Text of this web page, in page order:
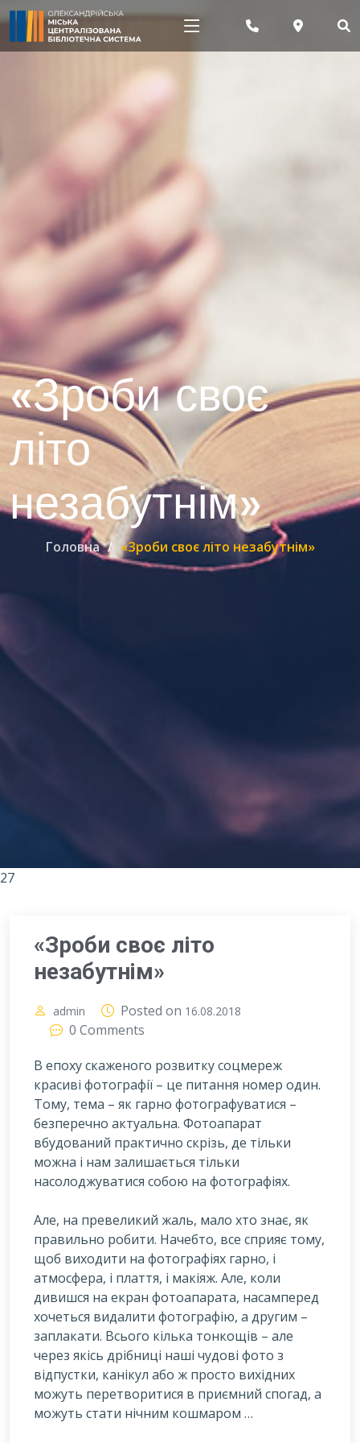
«Зроби своє
літо
незабутнім»
Головна «Зроби своє літо незабутнім»
27
«Зроби своє літо
незабутнім»
admin Posted on 16.08.2018
0 Comments
В епоху скаженого розвитку соцмереж
красиві фотографії – це питання номер один.
Тому, тема – як гарно фотографуватися –
безперечно актуальна. Фотоапарат
вбудований практично скрізь, де тільки
можна і нам залишається тільки
насолоджуватися собою на фотографіях.
Але, на превеликий жаль, мало хто знає, як
правильно робити. Начебто, все сприяє тому,
щоб виходити на фотографіях гарно, і
атмосфера, і плаття, і макіяж. Але, коли
дивишся на екран фотоапарата, насамперед
хочеться видалити фотографію, а другим –
заплакати. Всього кілька тонкощів – але
через якісь дрібниці наші чудові фото з
відпустки, канікул або ж просто вихідних
можуть перетворитися в приємний спогад, а
можуть стати нічним кошмаром …